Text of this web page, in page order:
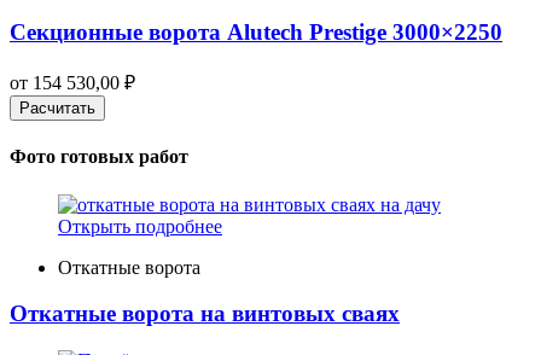
Секционные ворота Alutech Prestige 3000×2250
от 154 530,00 ₽
Расчитать
Фото готовых работ
Открыть подробнее
Откатные ворота
Откатные ворота на винтовых сваях